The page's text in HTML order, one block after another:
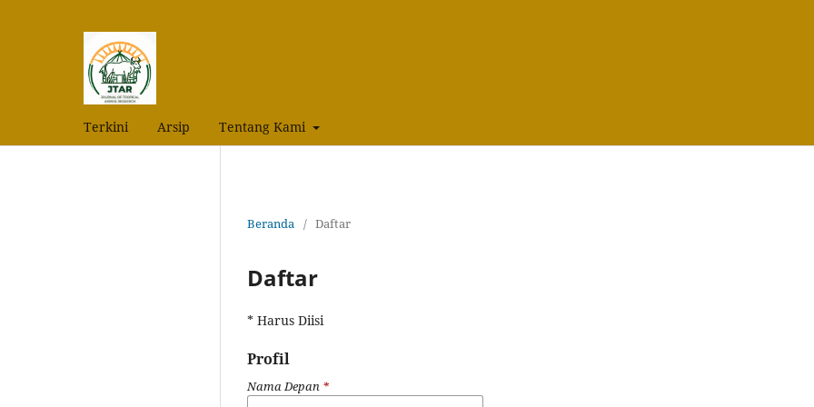
Terkini Arsip Tentang Kami
Beranda / Daftar
Daftar
* Harus Diisi
Profil
Nama Depan *